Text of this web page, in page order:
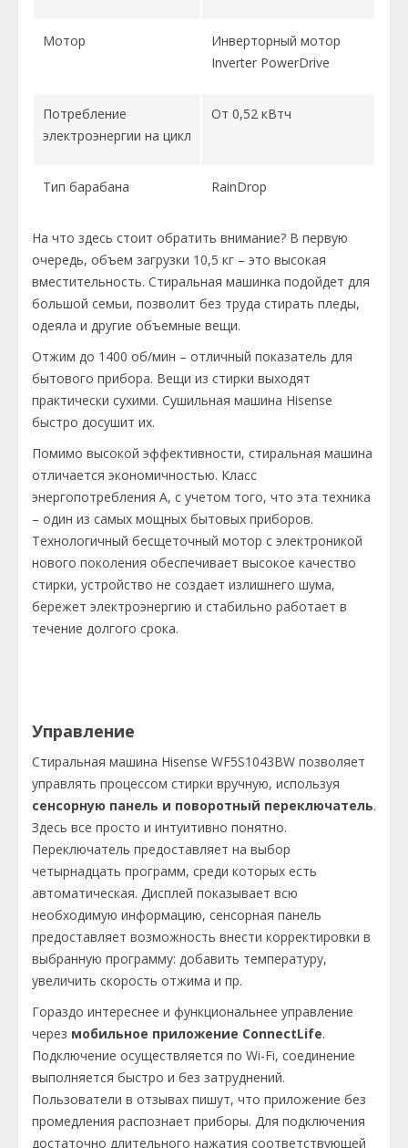
Мотор
Инверторный мотор
Inverter PowerDrive
Потребление
электроэнергии на цикл
От 0,52 кВтч
Тип барабана RainDrop
На что здесь стоит обратить внимание? В первую
очередь, объем загрузки 10,5 кг – это высокая
вместительность. Стиральная машинка подойдет для
большой семьи, позволит без труда стирать пледы,
одеяла и другие объемные вещи.
Отжим до 1400 об/мин – отличный показатель для
бытового прибора. Вещи из стирки выходят
практически сухими. Сушильная машина Hisense
быстро досушит их.
Помимо высокой эффективности, стиральная машина
отличается экономичностью. Класс
энергопотребления А, с учетом того, что эта техника
– один из самых мощных бытовых приборов.
Технологичный бесщеточный мотор с электроникой
нового поколения обеспечивает высокое качество
стирки, устройство не создает излишнего шума,
бережет электроэнергию и стабильно работает в
течение долгого срока.
Управление
Стиральная машина Hisense WF5S1043BW позволяет
управлять процессом стирки вручную, используя
сенсорную панель и поворотный переключатель.
Здесь все просто и интуитивно понятно.
Переключатель предоставляет на выбор
четырнадцать программ, среди которых есть
автоматическая. Дисплей показывает всю
необходимую информацию, сенсорная панель
предоставляет возможность внести корректировки в
выбранную программу: добавить температуру,
увеличить скорость отжима и пр.
Гораздо интереснее и функциональнее управление
через мобильное приложение ConnectLife.
Подключение осуществляется по Wi-Fi, соединение
выполняется быстро и без затруднений.
Пользователи в отзывах пишут, что приложение без
промедления распознает приборы. Для подключения
достаточно длительного нажатия соответствующей